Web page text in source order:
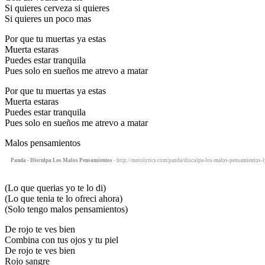
Si quieres cerveza si quieres
Si quieres un poco mas
Por que tu muertas ya estas
Muerta estaras
Puedes estar tranquila
Pues solo en sueños me atrevo a matar
Por que tu muertas ya estas
Muerta estaras
Puedes estar tranquila
Pues solo en sueños me atrevo a matar
Malos pensamientos
Panda - Disculpa Los Malos Pensamientos - http://motolyrics.com/panda/disculpa-los-malos-pensamientos-
(Lo que querias yo te lo di)
(Lo que tenia te lo ofreci ahora)
(Solo tengo malos pensamientos)
De rojo te ves bien
Combina con tus ojos y tu piel
De rojo te ves bien
Rojo sangre